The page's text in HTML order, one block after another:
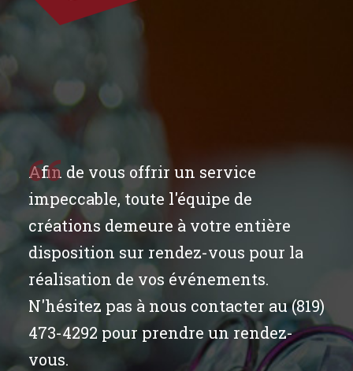
Afin de vous offrir un service
impeccable, toute l'équipe de
créations demeure à votre entière
disposition sur rendez-vous pour la
réalisation de vos événements.
N'hésitez pas à nous contacter au (819)
473-4292 pour prendre un rendez-
vous.